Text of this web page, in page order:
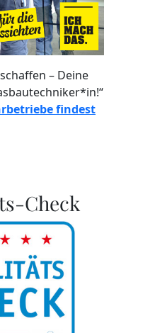
– Deine
findest
Check